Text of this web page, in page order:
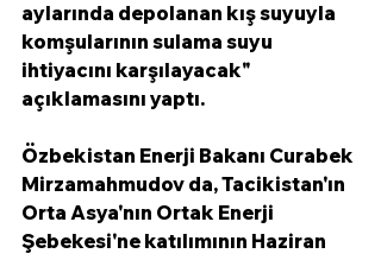
aylarında depolanan kış suyuyla
komşularının sulama suyu
ihtiyacını karşılayacak"
açıklamasını yaptı.
Özbekistan Enerji Bakanı Curabek
Mirzamahmudov da, Tacikistan'ın
Orta Asya'nın Ortak Enerji
Şebekesi'ne katılımının Haziran